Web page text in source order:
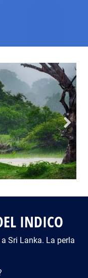
INDICO
Sri Lanka. La perla